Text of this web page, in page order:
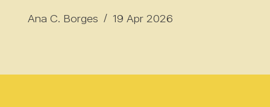
Ana C. Borges
19 Apr 2026